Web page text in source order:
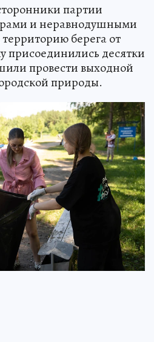
партии
и неравнодушными
берега от
присоединились десятки
провести выходной
природы.